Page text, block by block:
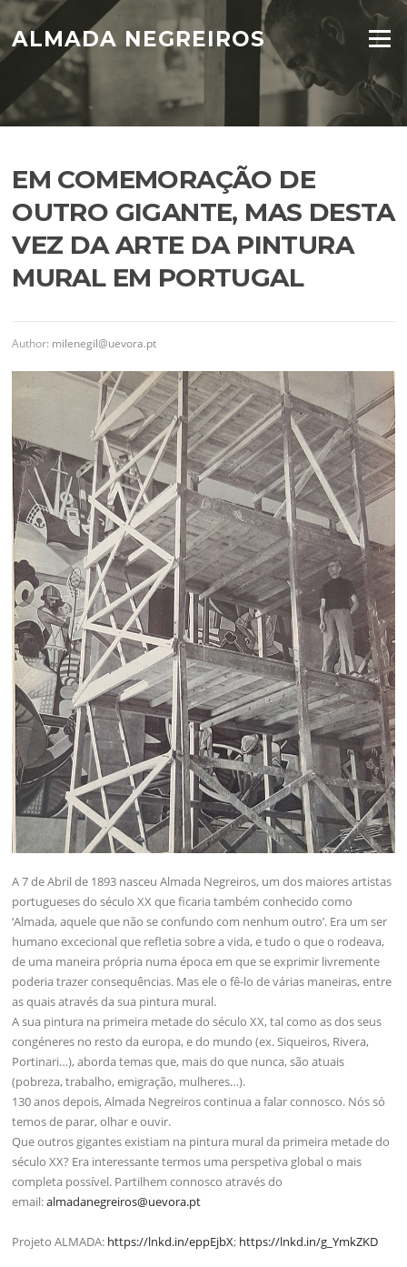
to
content
ALMADA NEGREIROS Menu
EM COMEMORAÇÃO DE
OUTRO GIGANTE, MAS DESTA
VEZ DA ARTE DA PINTURA
MURAL EM PORTUGAL
Author: milenegil@uevora.pt
A 7 de Abril de 1893 nasceu Almada Negreiros, um dos maiores artistas
portugueses do século XX que ficaria também conhecido como
‘Almada, aquele que não se confundo com nenhum outro’. Era um ser
humano excecional que refletia sobre a vida, e tudo o que o rodeava,
de uma maneira própria numa época em que se exprimir livremente
poderia trazer consequências. Mas ele o fê-lo de várias maneiras, entre
as quais através da sua pintura mural.
A sua pintura na primeira metade do século XX, tal como as dos seus
congéneres no resto da europa, e do mundo (ex. Siqueiros, Rivera,
Portinari…), aborda temas que, mais do que nunca, são atuais
(pobreza, trabalho, emigração, mulheres…).
130 anos depois, Almada Negreiros continua a falar connosco. Nós só
temos de parar, olhar e ouvir.
Que outros gigantes existiam na pintura mural da primeira metade do
século XX? Era interessante termos uma perspetiva global o mais
completa possível. Partilhem connosco através do
email:almadanegreiros@uevora.pt
Projeto ALMADA: https://lnkd.in/eppEjbX; https://lnkd.in/g_YmkZKD